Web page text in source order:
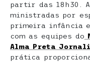
partir das 18h30.
ministradas por
primeira infância
com as equipes do
Alma Preta
prática